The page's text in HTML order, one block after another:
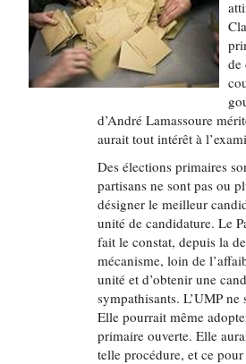
de
d’André Lamassoure
aurait tout intérêt à
Des élections primaires
partisans ne sont pas ou
désigner le meilleur
unité de candidature. Le
fait le constat, depuis la
mécanisme, loin de
unité et d’obtenir une
sympathisants. L’UMP
Elle pourrait même
primaire ouverte. Elle
telle procédure, et ce